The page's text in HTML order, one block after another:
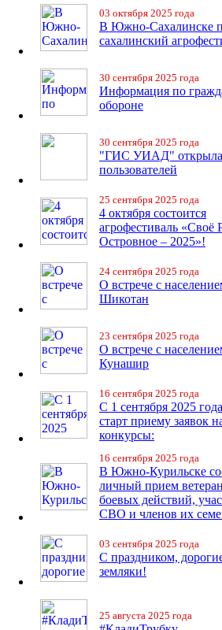
03 октября 2025 года
В Южно-Сахалинске
сахалинский
30 сентября 2025 года
Информация по
обороне
30 сентября 2025 года
"ГИС УИАД"
пользователей
25 сентября 2025 года
4 октября состоится
агрофестиваль «Своё
Островное – 2025»!
24 сентября 2025 года
О встрече с
Шикотан
23 сентября 2025 года
О встрече с
Кунашир
16 сентября 2025 года
С 1 сентября 2025
старт приему заявок
конкурсы:
16 сентября 2025 года
В Южно-Курильске
личный прием
боевых действий,
СВО и членов их
03 сентября 2025 года
С праздником,
земляки!
25 августа 2025 года